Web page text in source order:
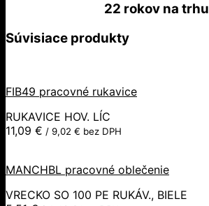
22 rokov na trhu
Súvisiace produkty
FIB49 pracovné rukavice
RUKAVICE HOV. LÍC
11,09 € / 9,02 € bez DPH
MANCHBL pracovné oblečenie
VRECKO SO 100 PE RUKÁV., BIELE